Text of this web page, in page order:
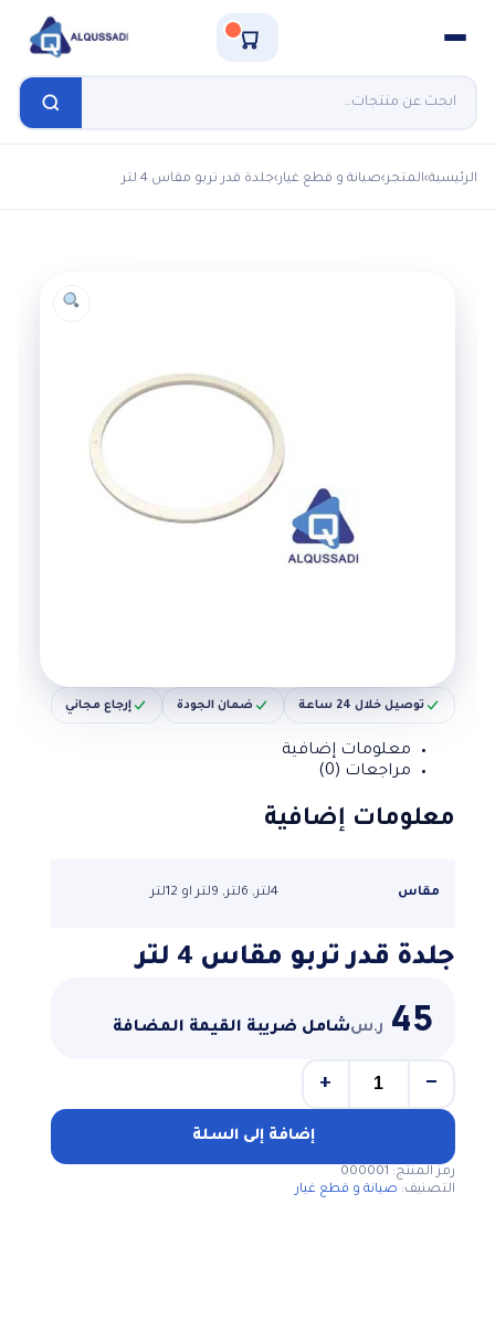
الرئيسية›المتجر›صيانة و قطع غيار›جلدة قدر تربو مقاس 4 لتر
جلدة قدر تربو مقاس 4 لتر
45 ر.سشامل ضريبة القيمة المضافة
جلدة
تربو
مقاس
4
−
+
إضافة إلى السلة
رمز المنتج: 000001
التصنيف: صيانة و قطع غيار
توصيل خلال 24 ساعة ضمان الجودة إرجاع مجاني
معلومات إضافية
مراجعات (0)
معلومات إضافية
مقاس 4لتر, 6لتر, 9لتر او 12لتر